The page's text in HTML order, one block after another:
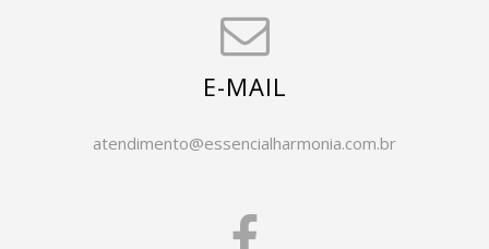
E-MAIL
atendimento@essencialharmonia.com.br